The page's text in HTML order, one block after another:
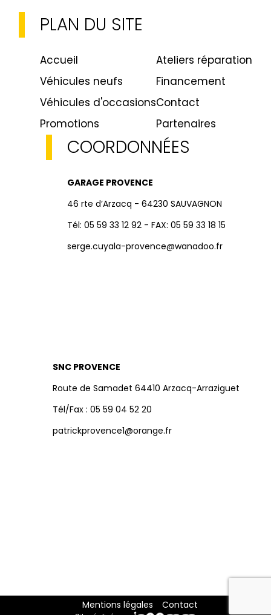
PLAN DU SITE
Accueil
Véhicules neufs
Véhicules d'occasions
Promotions
Ateliers réparation
Financement
Contact
Partenaires
COORDONNÉES
GARAGE PROVENCE
46 rte d’Arzacq - 64230 SAUVAGNON
Tél: 05 59 33 12 92 - FAX: 05 59 33 18 15
serge.cuyala-provence@wanadoo.fr
SNC PROVENCE
Route de Samadet 64410 Arzacq-Arraziguet
Tél/Fax : 05 59 04 52 20
patrickprovence1@orange.fr
Mentions légales Contact